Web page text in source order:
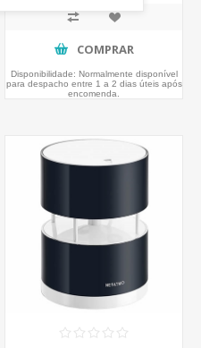
COMPRAR
Disponibilidade: Normalmente disponível
para despacho entre 1 a 2 dias úteis após
encomenda.